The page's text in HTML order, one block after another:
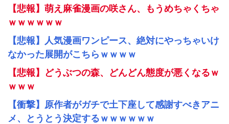
【悲報】萌え麻雀漫画の咲さん、もうめちゃくちゃ
ｗｗｗｗｗｗ
【悲報】人気漫画ワンピース、絶対にやっちゃいけ
なかった展開がこちらｗｗｗｗ
【悲報】どうぶつの森、どんどん態度が悪くなるｗ
ｗｗｗ
【衝撃】原作者がガチで土下座して感謝すべきアニ
メ、とうとう決定するｗｗｗｗｗｗ